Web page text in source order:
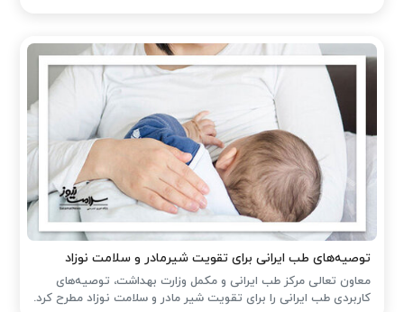
توصیه‌های طب ایرانی برای تقویت شیرمادر و سلامت نوزاد
معاون تعالی مرکز طب ایرانی و مکمل وزارت بهداشت، توصیه‌های
کاربردی طب ایرانی را برای تقویت شیر مادر و سلامت نوزاد مطرح کرد.